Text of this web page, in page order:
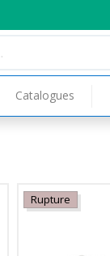
Catalogues
Rupture